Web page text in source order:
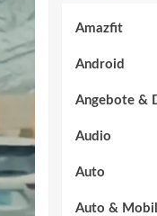
Amazfit
Android
Angebote &
Audio
Auto
Auto &